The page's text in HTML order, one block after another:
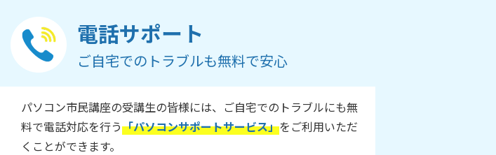
電話サポート
ご自宅でのトラブルも無料で安心
パソコン市民講座の受講生の皆様には、ご自宅でのトラブルにも無
料で電話対応を行う「パソコンサポートサービス」をご利用いただ
くことができます。